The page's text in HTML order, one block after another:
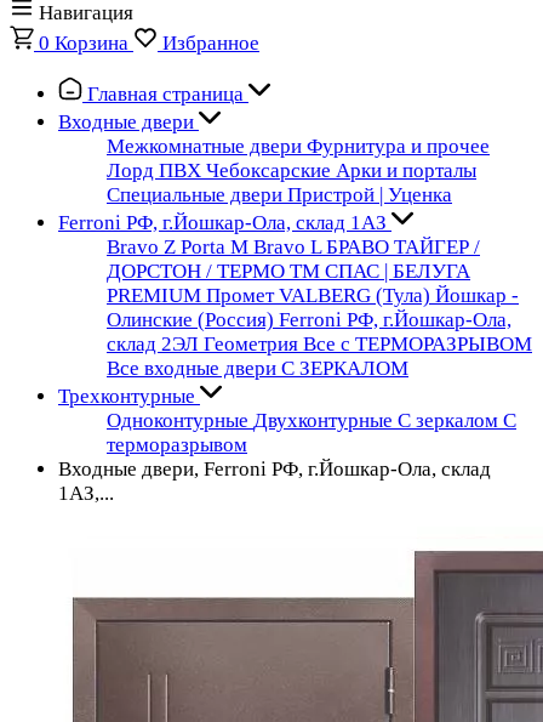
Навигация
0 Корзина Избранное
Главная страница
Входные двери
Межкомнатные двери Фурнитура и прочее
Лорд ПВХ Чебоксарские Арки и порталы
Специальные двери Пристрой | Уценка
Ferroni РФ, г.Йошкар-Ола, склад 1АЗ
Bravo Z Porta М Bravo LБРАВО ТАЙГЕР /
ДОРСТОН / ТЕРМО ТМ СПАС | БЕЛУГА
PREMIUM Промет VALBERG (Тула) Йошкар -
Олинские (Россия) Ferroni РФ, г.Йошкар-Ола,
склад 2ЭЛ Геометрия Все с ТЕРМОРАЗРЫВОМ
Все входные двери С ЗЕРКАЛОМ
Трехконтурные
Одноконтурные Двухконтурные С зеркалом С
терморазрывом
Входные двери, Ferroni РФ, г.Йошкар-Ола, склад
1АЗ,...